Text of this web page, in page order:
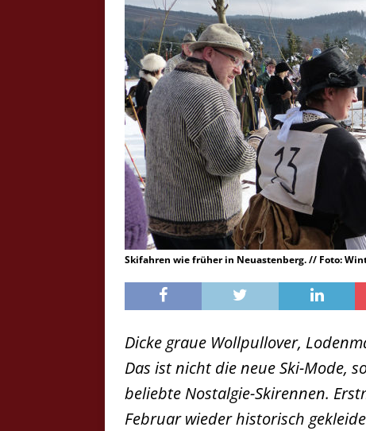
Skifahren wie früher in Neuastenberg. // Foto:
Dicke graue Wollpullover,
Das ist nicht die neue Ski-Mode,
beliebte Nostalgie-Skirennen.
Februar wieder historisch
Crazy Outback (Kollmann) -
Bilder
Schau Dir hier Bilder vom
Outback" an.